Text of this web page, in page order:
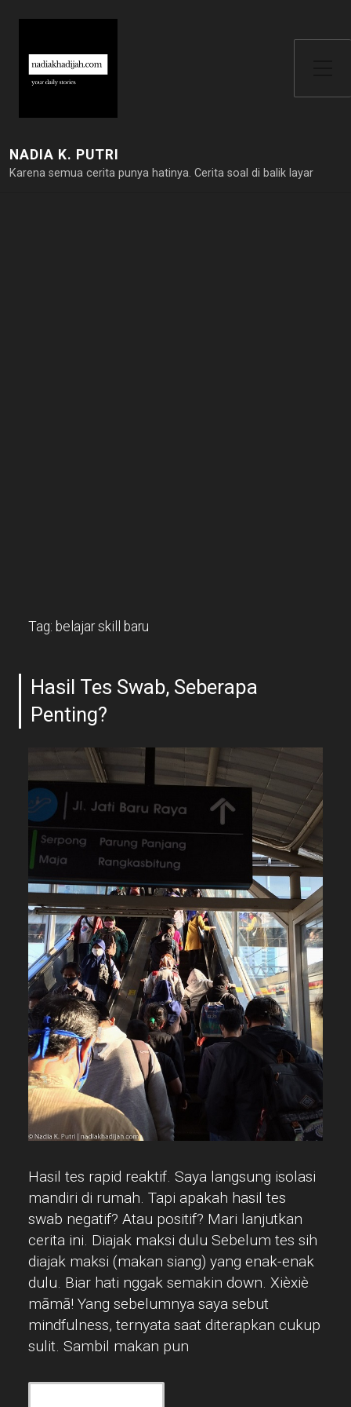
NADIA K. PUTRI
Karena semua cerita punya hatinya. Cerita soal di balik layar
Tag: belajar skill baru
Hasil Tes Swab, Seberapa
Penting?
Hasil tes rapid reaktif. Saya langsung isolasi
mandiri di rumah. Tapi apakah hasil tes
swab negatif? Atau positif? Mari lanjutkan
cerita ini. Diajak maksi dulu Sebelum tes sih
diajak maksi (makan siang) yang enak-enak
dulu. Biar hati nggak semakin down. Xièxiè
māmā! Yang sebelumnya saya sebut
mindfulness, ternyata saat diterapkan cukup
sulit. Sambil makan pun